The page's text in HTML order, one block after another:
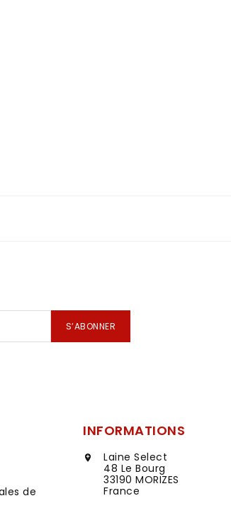
de
INFORMATIONS

Laine Select
48 Le Bourg
33190 MORIZES
France